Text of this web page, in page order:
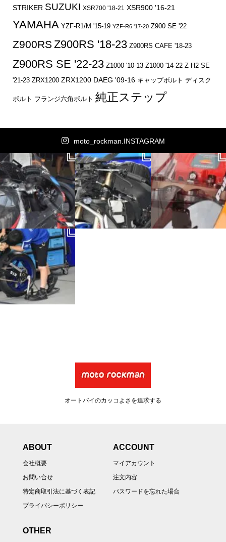
STRIKER SUZUKI XSR700 '18-21 XSR900 '16-21
YAMAHA YZF-R1/M '15-19 YZF-R6 '17-20 Z900 SE '22
Z900RS Z900RS '18-23 Z900RS CAFE '18-23
Z900RS SE '22-23 Z1000 '10-13 Z1000 '14-22 Z H2 SE
'21-23 ZRX1200 ZRX1200 DAEG '09-16 キャップボルト ディスク
ボルト フランジ六角ボルト 純正ステップ
moto_rockman.INSTAGRAM
オートバイのカッコよさを追求する
ABOUT
会社概要
お問い合せ
特定商取引法に基づく表記
プライバシーポリシー
ACCOUNT
マイアカウント
注文内容
パスワードを忘れた場合
OTHER